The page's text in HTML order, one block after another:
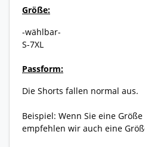
Größe:
-wählbar-
S-7XL
Passform:
Die Shorts fallen normal aus.
Beispiel: Wenn Sie eine
empfehlen wir auch eine